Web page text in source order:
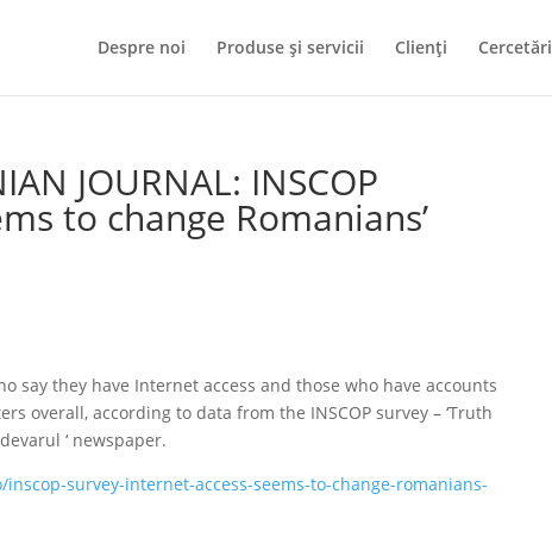
Despre noi Produse și servicii Clienți Cercetări
JOURNAL: INSCOP
to change Romanians’
say they have Internet access and those who have accounts
overall, according to data from the INSCOP survey – ‘Truth
‘ newspaper.
survey-internet-access-seems-to-change-romanians-